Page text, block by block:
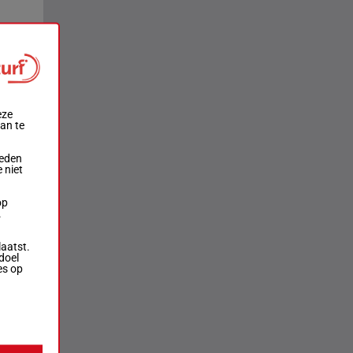
te
niet
op